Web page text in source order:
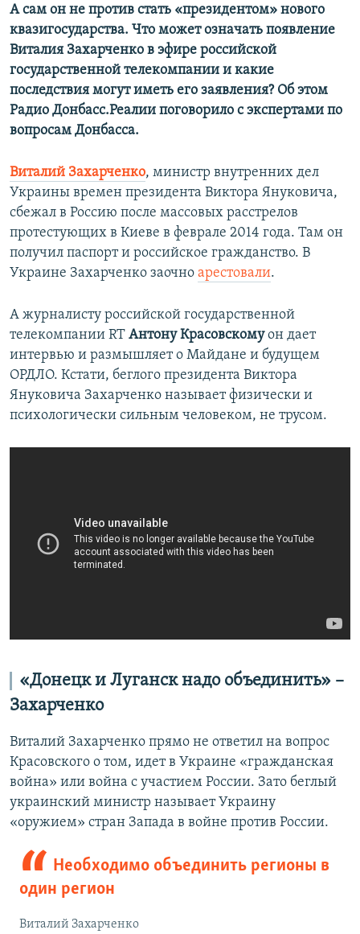
А сам он не против стать «президентом» нового
квазигосударства. Что может означать появление
Виталия Захарченко в эфире российской
государственной телекомпании и какие
последствия могут иметь его заявления? Об этом
Радио Донбасс.Реалии поговорило с экспертами по
вопросам Донбасса.
Виталий Захарченко, министр внутренних дел
Украины времен президента Виктора Януковича,
сбежал в Россию после массовых расстрелов
протестующих в Киеве в феврале 2014 года. Там он
получил паспорт и российское гражданство. В
Украине Захарченко заочно арестовали.
А журналисту российской государственной
телекомпании RT Антону Красовскомуон дает
интервью и размышляет о Майдане и будущем
ОРДЛО. Кстати, беглого президента Виктора
Януковича Захарченко называет физически и
психологически сильным человеком, не трусом.
«Донецк и Луганск надо объединить» –
Захарченко
Виталий Захарченко прямо не ответил на вопрос
Красовского о том, идет в Украине «гражданская
война» или война с участием России. Зато беглый
украинский министр называет Украину
«оружием» стран Запада в войне против России.
Необходимо объединить регионы в
один регион
Виталий Захарченко